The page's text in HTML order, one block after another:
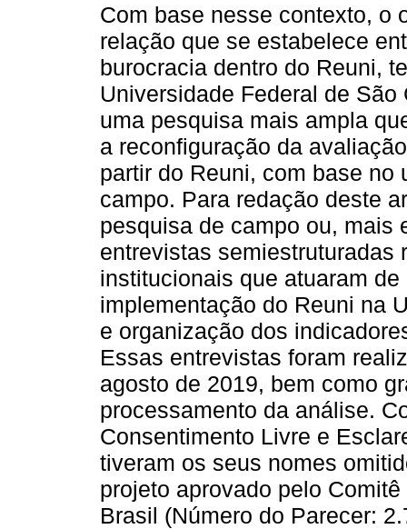
Com base nesse contexto, o
relação que se estabelece
burocracia dentro do Reuni,
Universidade Federal de
uma pesquisa mais ampla
a reconfiguração da
partir do Reuni, com base no
campo. Para redação deste
pesquisa de campo ou, mais
entrevistas semiestruturadas
institucionais que atuaram
implementação do Reuni na
e organização dos
Essas entrevistas foram
agosto de 2019, bem como
processamento da análise.
Consentimento Livre e
tiveram os seus nomes
projeto aprovado pelo
Brasil (Número do Parecer: